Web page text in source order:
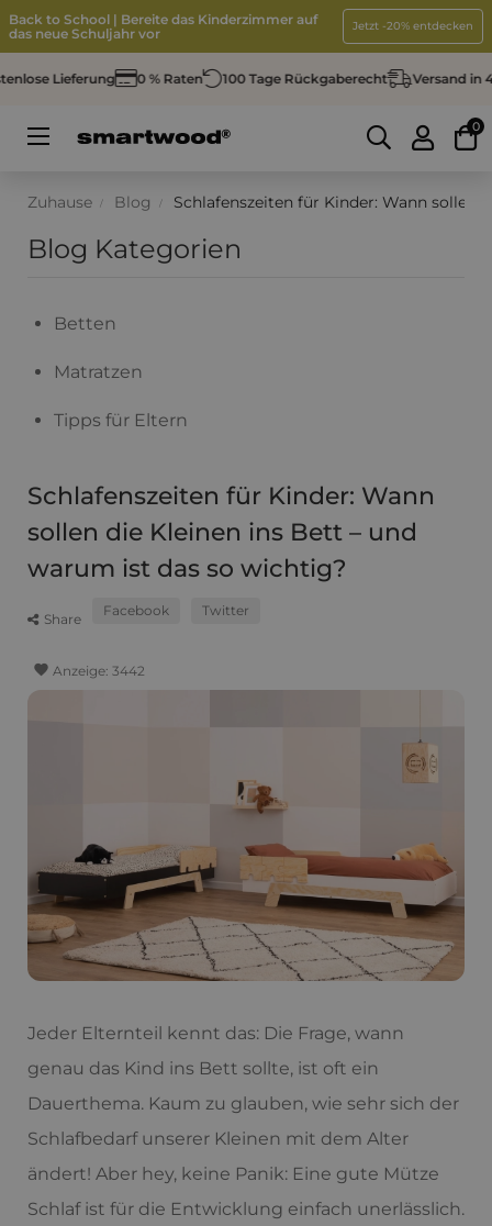
Back to School | Bereite das Kinderzimmer auf
das neue Schuljahr vor
Jetzt -20% entdecken
Lieferung 0 % Raten 100 Tage Rückgaberecht Versand in
Umschalten
☰ 0
Zuhause Blog Schlafenszeiten für Kinder: Wann sollen
Blog Kategorien
Betten
Matratzen
Tipps für Eltern
Schlafenszeiten für Kinder: Wann
sollen die Kleinen ins Bett – und
warum ist das so wichtig?
Share
Facebook Twitter
favorite Anzeige: 3442
Jeder Elternteil kennt das: Die Frage, wann
genau das Kind ins Bett sollte, ist oft ein
Dauerthema. Kaum zu glauben, wie sehr sich der
Schlafbedarf unserer Kleinen mit dem Alter
ändert! Aber hey, keine Panik: Eine gute Mütze
Schlaf ist für die Entwicklung einfach unerlässlich.